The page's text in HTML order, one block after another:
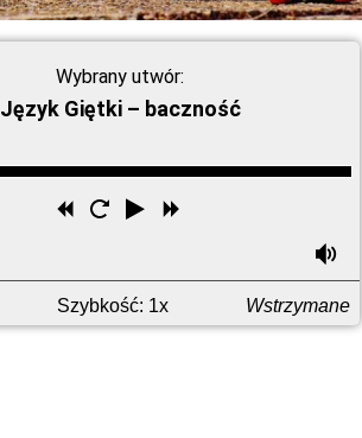
Wybrany utwór:
Język Giętki – baczność
Odtwórz
Uruchom
Przewiń
przodu
Szybkość: 1x Wstrzymane